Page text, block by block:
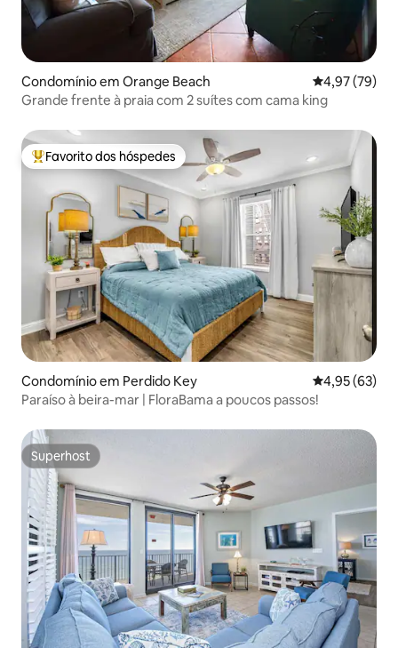
Condomínio em Orange Beach Classificação
4,97 (79)
Grande frente à praia com 2 suítes com cama king
Favoritos dos hóspedes mais apreciados
Favorito dos hóspedes
Condomínio em Perdido Key Classificação
4,95 (63)
Paraíso à beira-mar | FloraBama a poucos passos!
Superhost
Superhost